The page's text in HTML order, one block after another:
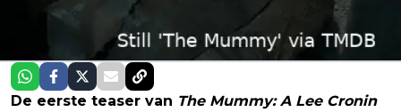
De eerste teaser van The Mummy: A Lee Cronin